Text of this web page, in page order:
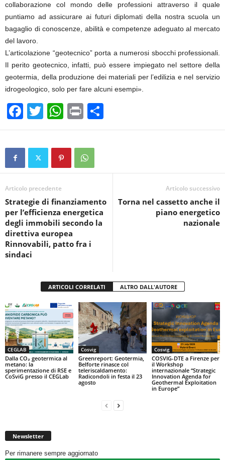
collaborazione col mondo delle professioni attraverso il quale
puntiamo ad assicurare ai futuri diplomati della nostra scuola un
bagaglio di conoscenze, abilità e competenze adeguato al mercato
del lavoro.
L’articolazione “geotecnico” porta a numerosi sbocchi professionali.
Il perito geotecnico, infatti, può essere impiegato nel settore della
geotermia, della produzione dei materiali per l’edilizia e nel servizio
idrogeologico, solo per fare alcuni esempi».
F
a
c
b
o
o
k
T
wi
tt
W
h
at
s
A
p
Pr
in
t
o
vi
Articolo precedente
Strategie di finanziamento
per l’efficienza energetica
degli immobili secondo la
direttiva europea
Rinnovabili, patto fra i
sindaci
Articolo successivo
Torna nel cassetto anche il
piano energetico
nazionale
ARTICOLI CORRELATI ALTRO DALL'AUTORE
CEGLAB
Dalla CO₂ geotermica al
metano: la
sperimentazione di RSE e
CoSviG presso il CEGLab
Cosvig
Greenreport: Geotermia,
Belforte rinasce col
teleriscaldamento:
Radicondoli in festa il 23
agosto
Cosvig
COSVIG-DTE a Firenze per
il Workshop
internazionale “Strategic
Innovation Agenda for
Geothermal Exploitation
in Europe”
Newsletter
Per rimanere sempre aggiornato